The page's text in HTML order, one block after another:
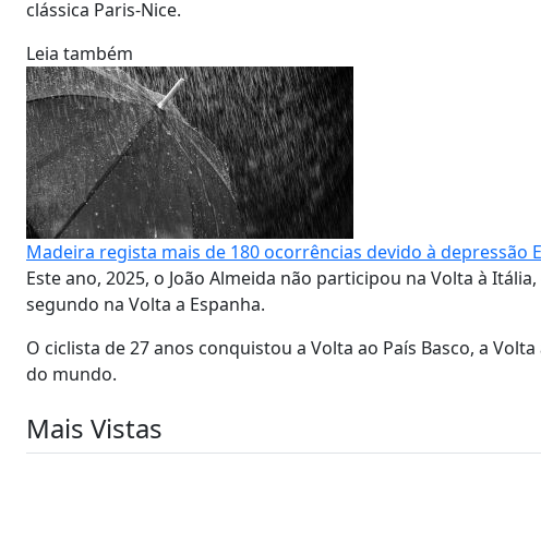
clássica Paris-Nice.
Leia também
Madeira regista mais de 180 ocorrências devido à depressão
Este ano, 2025, o João Almeida não participou na Volta à
segundo na Volta a Espanha.
O ciclista de 27 anos conquistou a Volta ao País Basco, a
do mundo.
Mais Vistas